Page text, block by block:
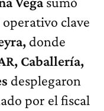
clave
donde
Caballería,
desplegaron
por el fiscal